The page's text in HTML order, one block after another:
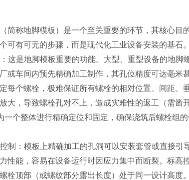
称地脚模板）是一个至关重要的环节，其核心目
可有可无的步骤，而是现代化工业设备安装的基石。
这是地脚模板重要的功能。大型、重型设备的地脚
或车间内预先精确加工制作，其孔位精度可达毫米
每个螺栓，极难保证所有螺栓的相对位置、间距、
大，导致螺栓孔对不上，造成灾难性的返工（需凿
一个整体进行精确定位和固定，确保浇筑后螺栓组
制：模板上精确加工的孔洞可以安装套管或直接引
性能，容易在设备运行时因应力集中而断裂。标高
栓顶部（或螺纹部分露出长度）处于同一设计高度